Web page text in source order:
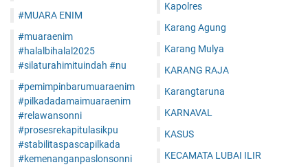
#MUARA ENIM
#muaraenim
#halalbihalal2025
#silaturahimituindah #nu
#pemimpinbarumuaraenim
#pilkadadamaimuaraenim
#relawansonni
#prosesrekapitulasikpu
#stabilitaspascapilkada
#kemenanganpaslonsonni
Kapolres
Karang Agung
Karang Mulya
KARANG RAJA
Karangtaruna
KARNAVAL
KASUS
KECAMATA LUBAI ILIR